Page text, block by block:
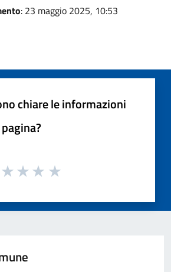
: 23 maggio 2025, 10:53
chiare le informazioni